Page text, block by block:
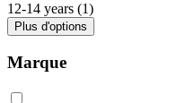
12-14 years (1)
Plus d'options
Marque